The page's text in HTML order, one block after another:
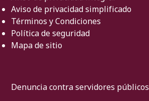
Aviso de privacidad simplificado
Términos y Condiciones
Política de seguridad
Mapa de sitio
Denuncia contra servidores públicos